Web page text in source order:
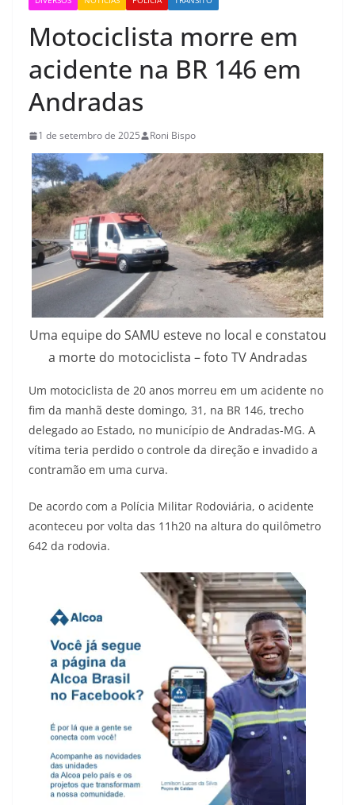
Motociclista morre em
acidente na BR 146 em
Andradas
1 de setembro de 2025 Roni Bispo
Uma equipe do SAMU esteve no local e constatou
a morte do motociclista – foto TV Andradas
Um motociclista de 20 anos morreu em um acidente no
fim da manhã deste domingo, 31, na BR 146, trecho
delegado ao Estado, no município de Andradas-MG. A
vítima teria perdido o controle da direção e invadido a
contramão em uma curva.
De acordo com a Polícia Militar Rodoviária, o acidente
aconteceu por volta das 11h20 na altura do quilômetro
642 da rodovia.